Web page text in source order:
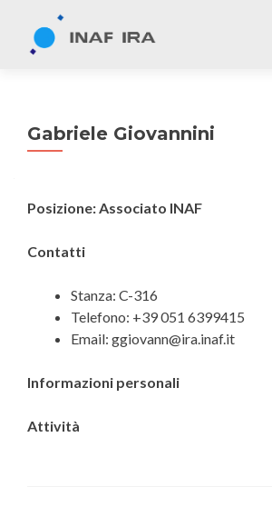
Gabriele Giovannini
Posizione: Associato INAF
Contatti
Stanza: C-316
Telefono: +39 051 6399415
Email: ggiovann@ira.inaf.it
Informazioni personali
Attività